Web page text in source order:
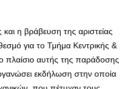
η βράβευση της αριστείας
για το Τμήμα Κεντρικής &
πλαίσιο αυτής της παράδοσης
εκδήλωση στην οποία